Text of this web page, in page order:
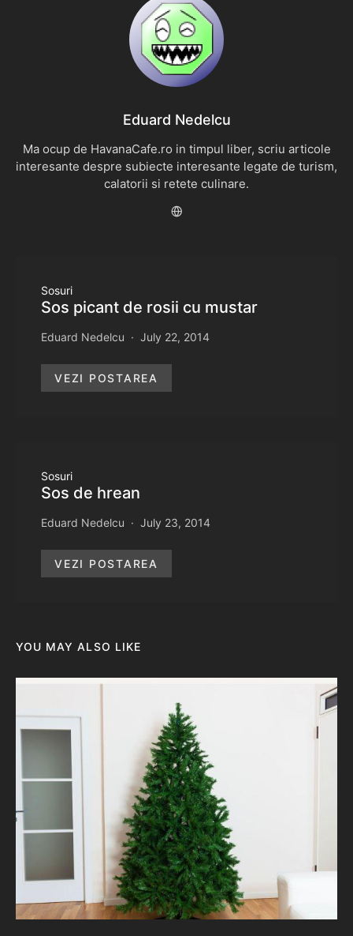
Eduard Nedelcu
Ma ocup de HavanaCafe.ro in timpul liber, scriu articole
interesante despre subiecte interesante legate de turism,
calatorii si retete culinare.
Sosuri
Sos picant de rosii cu mustar
Eduard Nedelcu July 22, 2014
VEZI POSTAREA
Sosuri
Sos de hrean
Eduard Nedelcu July 23, 2014
VEZI POSTAREA
YOU MAY ALSO LIKE